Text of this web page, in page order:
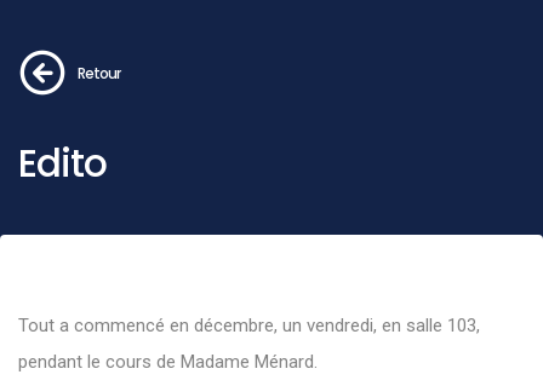
Retour
Edito
Tout a commencé en décembre, un vendredi, en salle 103,
pendant le cours de Madame Ménard.